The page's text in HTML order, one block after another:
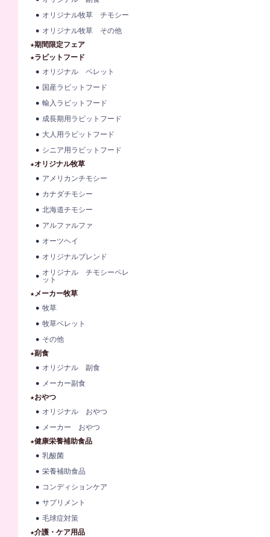
オリジナル牧草 チモシー
オリジナル牧草 その他
★期間限定フェア
★ラビットフード
オリジナル ペレット
国産ラビットフード
輸入ラビットフード
成長期用ラビットフード
大人用ラビットフード
シニア用ラビットフード
★オリジナル牧草
アメリカンチモシー
カナダチモシー
北海道チモシー
アルファルファ
オーツヘイ
オリジナルブレンド
オリジナル チモシーペレ
ット
★メーカー牧草
牧草
牧草ペレット
その他
★副食
オリジナル 副食
メーカー副食
★おやつ
オリジナル おやつ
メーカー おやつ
★健康栄養補助食品
乳酸菌
栄養補助食品
コンディションケア
サプリメント
毛球症対策
★介護・ケア用品